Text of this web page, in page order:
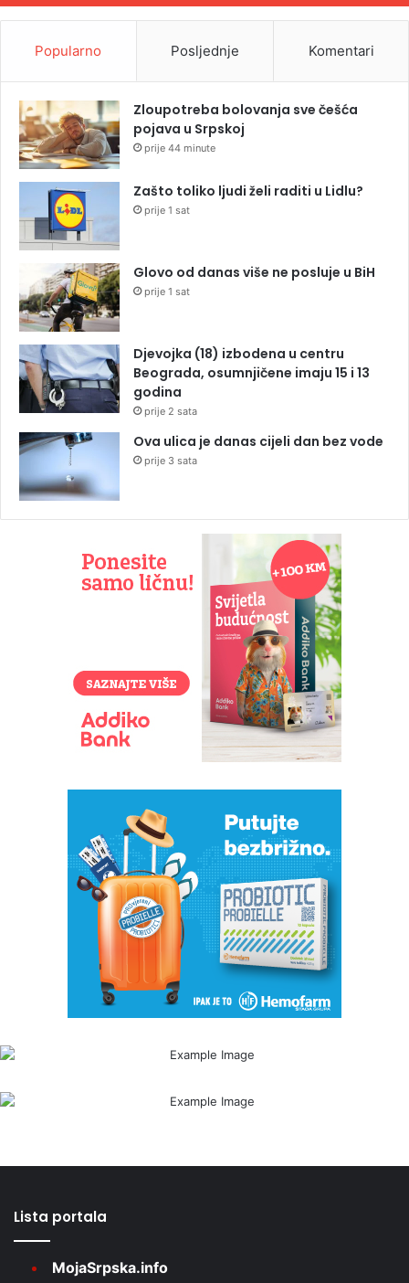
Popularno Posljednje Komentari
Zloupotreba bolovanja sve češća
pojava u Srpskoj
prije 44 minute
Zašto toliko ljudi želi raditi u Lidlu?
prije 1 sat
Glovo od danas više ne posluje u BiH
prije 1 sat
Djevojka (18) izbodena u centru
Beograda, osumnjičene imaju 15 i 13
godina
prije 2 sata
Ova ulica je danas cijeli dan bez vode
prije 3 sata
Lista portala
MojaSrpska.info